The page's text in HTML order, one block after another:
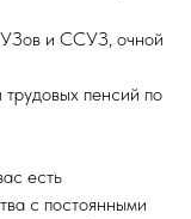
и ССУЗ, очной
пенсий по
есть
с постоянными